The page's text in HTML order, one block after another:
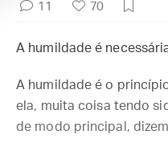
11 70
A humildade é
A humildade é o
ela, muita coisa tendo
de modo principal,